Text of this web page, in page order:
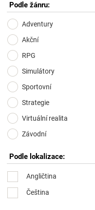
Podle žánru:
Adventury
Akční
RPG
Simulátory
Sportovní
Strategie
Virtuální realita
Závodní
Podle lokalizace:
Angličtina
Čeština